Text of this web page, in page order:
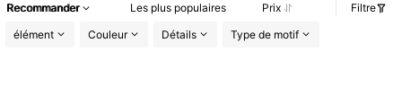
Recommander Les plus populaires Prix
Filtre
élément
Couleur Détails Type de motif